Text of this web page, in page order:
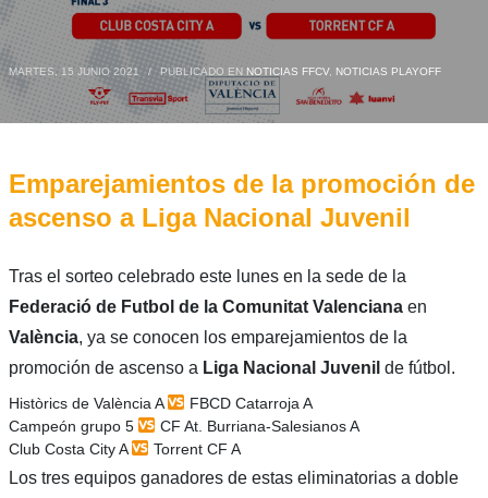
MARTES, 15 JUNIO 2021 / PUBLICADO EN NOTICIAS FFCV, NOTICIAS PLAYOFF
Emparejamientos de la promoción de
ascenso a Liga Nacional Juvenil
Tras el sorteo celebrado este lunes en la sede de la
Federació de Futbol de la Comunitat Valencianaen
València, ya se conocen los emparejamientos de la
promoción de ascenso a Liga Nacional Juvenil de fútbol.
Històrics de València A
FBCD Catarroja A
Campeón grupo 5
CF At. Burriana-Salesianos A
Club Costa City A
Torrent CF A
Los tres equipos ganadores de estas eliminatorias a doble